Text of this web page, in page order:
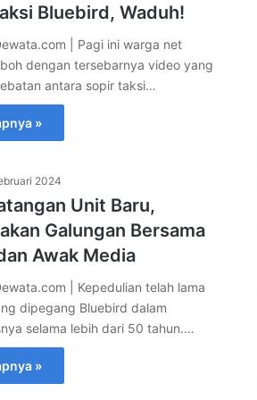
Bluebird, Waduh!
| Pagi ini warga net
dengan tersebarnya video yang
antara sopir taksi…
»
2024
Unit Baru,
Galungan Bersama
Awak Media
| Kepedulian telah lama
dipegang Bluebird dalam
selama lebih dari 50 tahun.…
»